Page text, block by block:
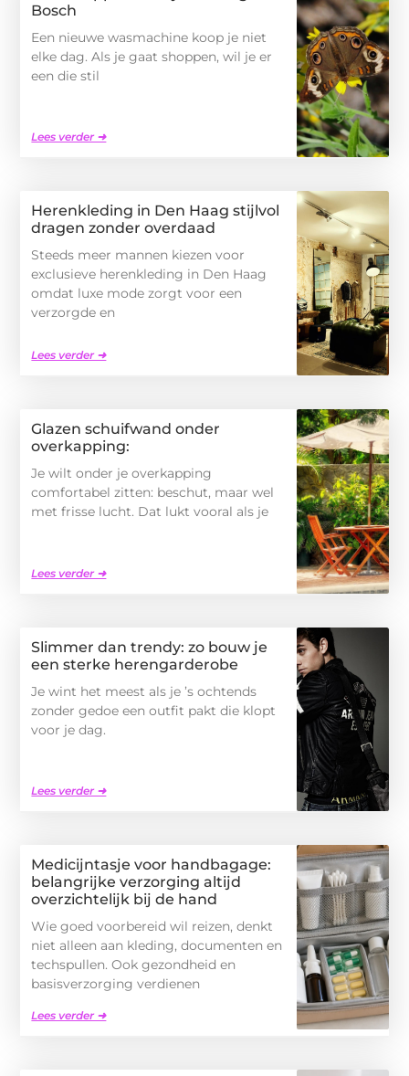
Bosch
Een nieuwe wasmachine koop je niet
elke dag. Als je gaat shoppen, wil je er
een die stil
Lees verder ➜
Herenkleding in Den Haag stijlvol
dragen zonder overdaad
Steeds meer mannen kiezen voor
exclusieve herenkleding in Den Haag
omdat luxe mode zorgt voor een
verzorgde en
Lees verder ➜
Glazen schuifwand onder
overkapping:
Je wilt onder je overkapping
comfortabel zitten: beschut, maar wel
met frisse lucht. Dat lukt vooral als je
Lees verder ➜
Slimmer dan trendy: zo bouw je
een sterke herengarderobe
Je wint het meest als je ’s ochtends
zonder gedoe een outfit pakt die klopt
voor je dag.
Lees verder ➜
Medicijntasje voor handbagage:
belangrijke verzorging altijd
overzichtelijk bij de hand
Wie goed voorbereid wil reizen, denkt
niet alleen aan kleding, documenten en
techspullen. Ook gezondheid en
basisverzorging verdienen
Lees verder ➜